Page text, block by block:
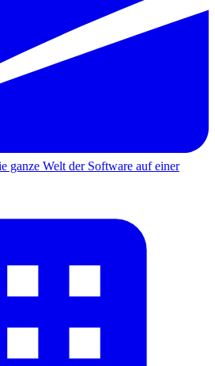
ganze Welt der Software auf einer